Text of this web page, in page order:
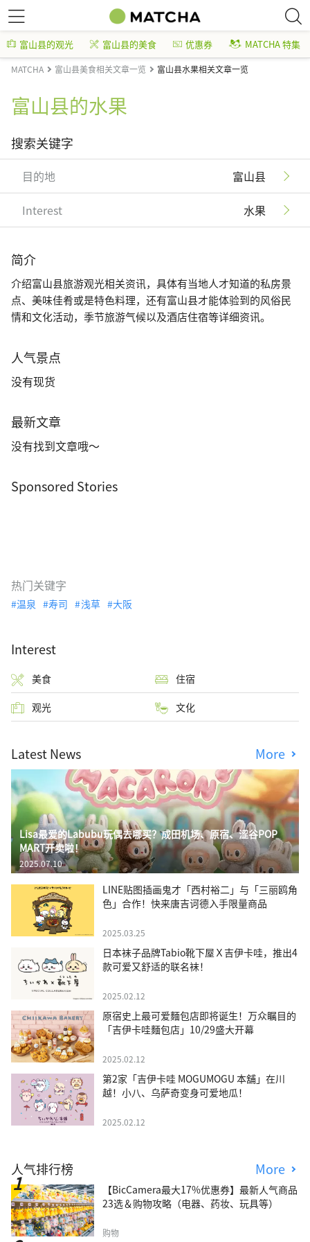
富山县的观光 富山县的美食 优惠券 MATCHA 特集
MATCHA 富山县美食相关文章一览 富山县水果相关文章一览
富山县的水果
搜索关键字
目的地 富山县
Interest 水果
简介
介绍富山县旅游观光相关资讯，具体有当地人才知道的私房景
点、美味佳肴或是特色料理，还有富山县才能体验到的风俗民
情和文化活动，季节旅游气候以及酒店住宿等详细资讯。
人气景点
没有现货
最新文章
没有找到文章哦～
Sponsored Stories
热门关键字
温泉 寿司 浅草 大阪
Interest
美食 住宿
观光 文化
Latest News More
Lisa最爱的Labubu玩偶去哪买？成田机场、原宿、涩谷POP
MART开卖啦！
2025.07.10
LINE贴图插画鬼才「西村裕二」与「三丽鸥角
色」合作！快来唐吉诃德入手限量商品
2025.03.25
日本袜子品牌Tabio靴下屋Ｘ吉伊卡哇，推出4
款可爱又舒适的联名袜！
2025.02.12
原宿史上最可爱麵包店即将诞生！万众瞩目的
「吉伊卡哇麵包店」10/29盛大开幕
2025.02.12
第2家「吉伊卡哇 MOGUMOGU 本舖」在川
越！小八、乌萨奇变身可爱地瓜！
2025.02.12
人气排行榜 More
【BicCamera最大17%优惠券】最新人气商品
23选＆购物攻略（电器、药妆、玩具等）
购物